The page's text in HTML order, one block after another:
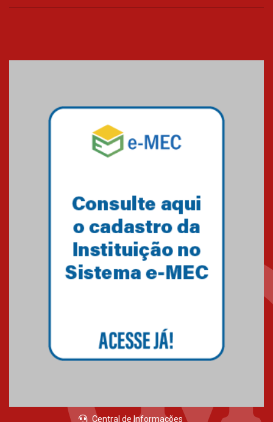
das novas tecnologias em
04.08.2026
Como o Colégio Mackenzie
Brasília prepara seus
Como os pais podem investir
na educação dos filhos além da
escola
docentes para debater
inovação e desafios da
educação superior
04.08.2026
Central de Informações